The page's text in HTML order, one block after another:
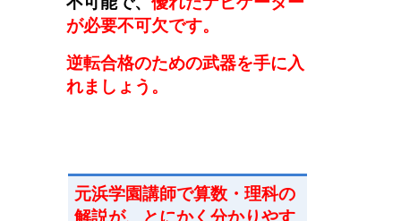
が必要不可欠です。
逆転合格のための武器を手に入
れましょう。
元浜学園講師で算数・理科の
解説が、とにかく分かりやす